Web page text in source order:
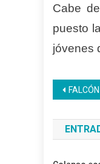
Cabe
puesto
jóvenes
de
FALCÓN | En Inces